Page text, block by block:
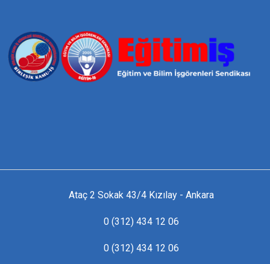
Ataç 2 Sokak 43/4 Kızılay - Ankara
0 (312) 434 12 06
0 (312) 434 12 06